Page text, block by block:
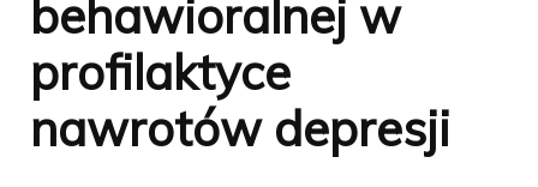
behawioralnej w
profilaktyce
nawrotów depresji